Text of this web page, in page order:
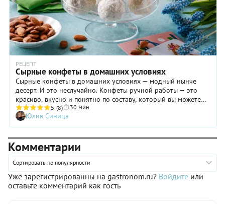
РЕЦЕПТ
Сырные конфеты в домашних условиях
Сырные конфеты в домашних условиях — модный нынче
десерт. И это неслучайно. Конфеты ручной работы — это
красиво, вкусно и понятно по составу, который вы можете
варьировать на свой вкус, освоив основные принципы. Мы
приготовили для вас простой рецепт нежнейших конфет в
стиле рафаэлок на основе творожного сливочного сыра — с
белым шоколадом, в кокосовой обсыпке и с целым
миндальным орешком внутри. Сливочно-сырная нотка в
этих конфетах просто великолепна. Для загущения массы
можно использовать перемолотое в крошку печенье — самое
простое сахарное из пачки или затяжное. Количество
сахарной пудры регулируйте по своему вкусу. Прекрасно,
когда можно добавить совсем немного сахара, в отличие от
покупных сладостей.
5 (8) 30 мин
Юлия Синица
Комментарии
Сортировать по популярности
Уже зарегистрированны на gastronom.ru? Войдите или
оставьте комментарий как гость